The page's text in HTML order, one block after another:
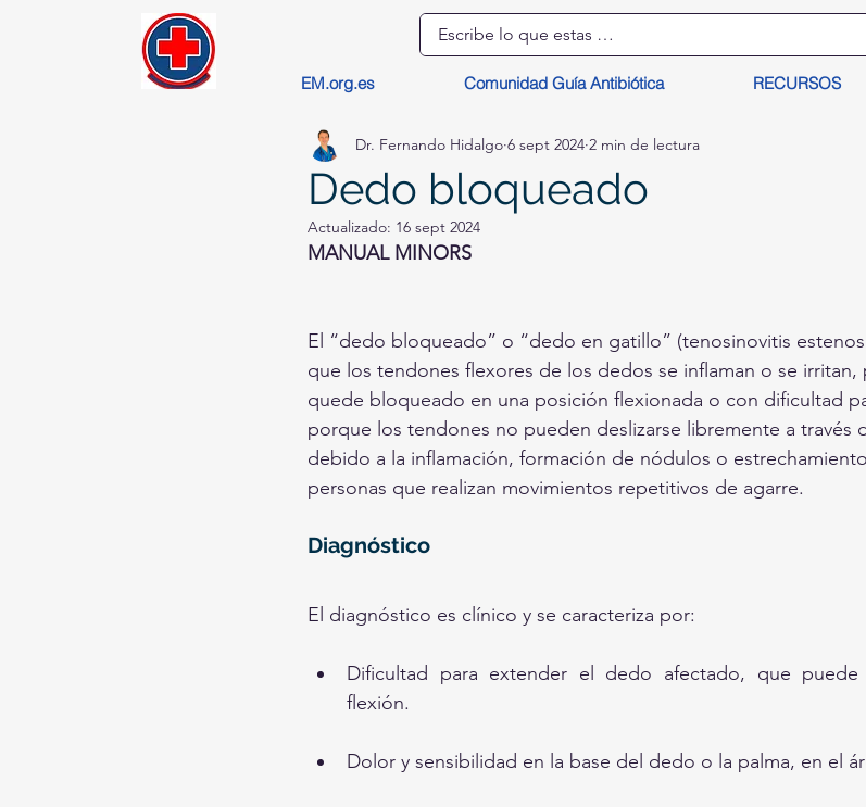
EM.org.es Comunidad Guía Antibiótica RECURSOS
Dedo bloqueado
Dr. Fernando Hidalgo 6 sept 2024 2 min de lectura
Actualizado: 16 sept 2024
MANUAL MINORS
El “dedo bloqueado” o “dedo en gatillo” (tenosinovitis
que los tendones flexores de los dedos se inflaman o se
quede bloqueado en una posición flexionada o con dificultad
porque los tendones no pueden deslizarse libremente a través
debido a la inflamación, formación de nódulos o
personas que realizan movimientos repetitivos de agarre.
Diagnóstico
El diagnóstico es clínico y se caracteriza por:
Dificultad para extender el dedo afectado, que puede
flexión.
Dolor y sensibilidad en la base del dedo o la palma, en el